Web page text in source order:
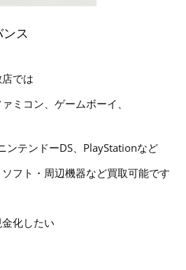
ス
では
ミコン、ゲームボーイ、
ンテンドーDS、PlayStationなど
フト・周辺機器など買取可能です
化したい